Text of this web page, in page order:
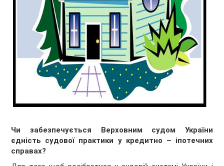
Чи забезпечується Верховним судом України
єдність судової практики у кредитно – іпотечних
справах?